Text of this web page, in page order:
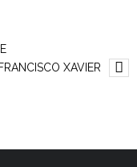
XAVIER